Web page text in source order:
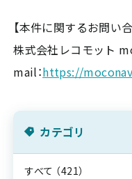
【本件に関するお問い
株式会社レコモット
mail：https://
カテゴリ
すべて （421）